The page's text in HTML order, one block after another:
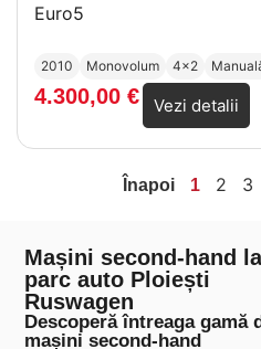
Euro5
2010 Monovolum 4x2
4.300,00 € Vezi detalii
Înapoi 1 2 3
Mașini second-hand
parc auto Ploiești
Ruswagen
Descoperă întreaga gamă
mașini second-hand